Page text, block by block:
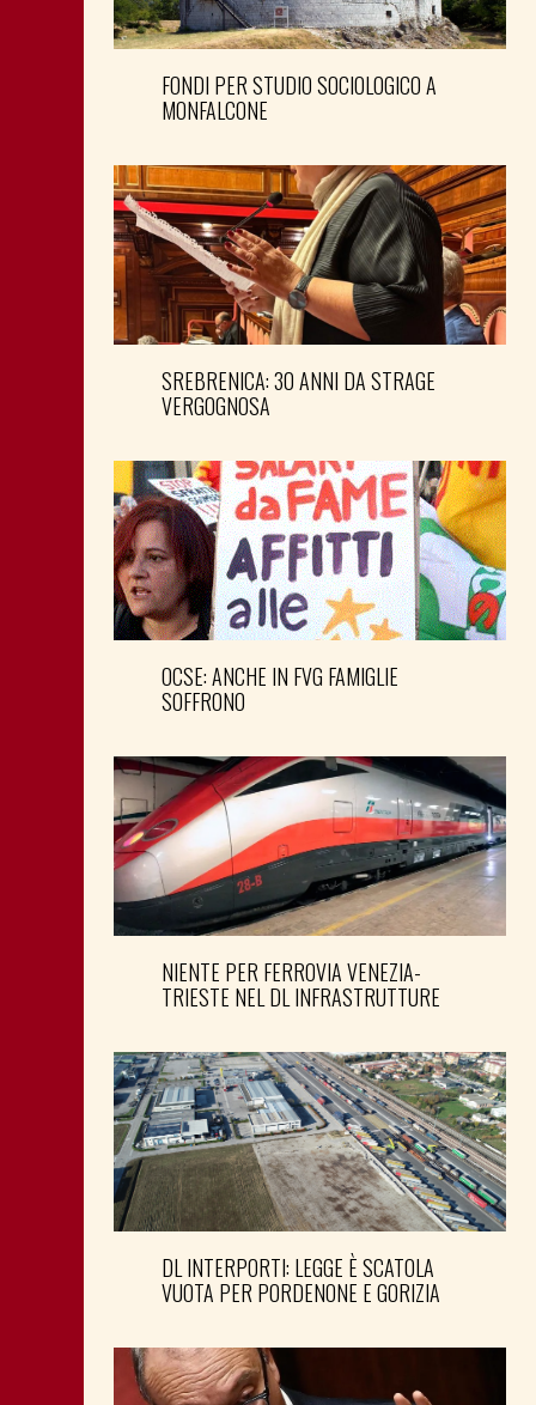
FONDI PER STUDIO SOCIOLOGICO A
MONFALCONE
SREBRENICA: 30 ANNI DA STRAGE
VERGOGNOSA
OCSE: ANCHE IN FVG FAMIGLIE
SOFFRONO
NIENTE PER FERROVIA VENEZIA-
TRIESTE NEL DL INFRASTRUTTURE
DL INTERPORTI: LEGGE È SCATOLA
VUOTA PER PORDENONE E GORIZIA